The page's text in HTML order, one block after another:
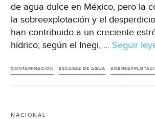
de agua dulce en México, pero la
la sobreexplotación y el
han contribuido a un creciente
hídrico; según el Inegi, … Seguir
CONTAMINACIÓN ESCASEZ DE AGUA
NACIONAL